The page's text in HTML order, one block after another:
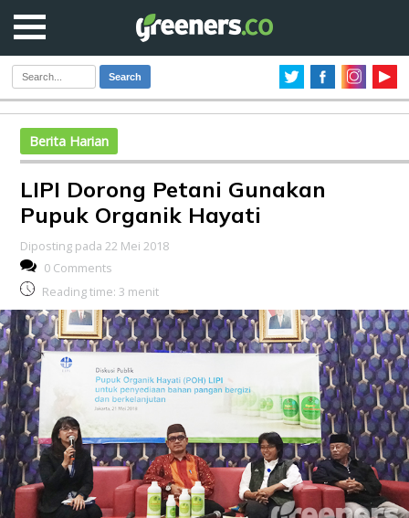
Search
Berita Harian
LIPI Dorong Petani Gunakan
Pupuk Organik Hayati
Diposting pada 22 Mei 2018
0 Comments
Reading time: 3 menit